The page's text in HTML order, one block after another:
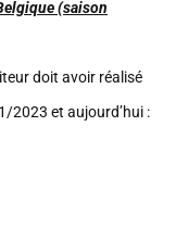
(saison
doit avoir réalisé
2023 et aujourd’hui :